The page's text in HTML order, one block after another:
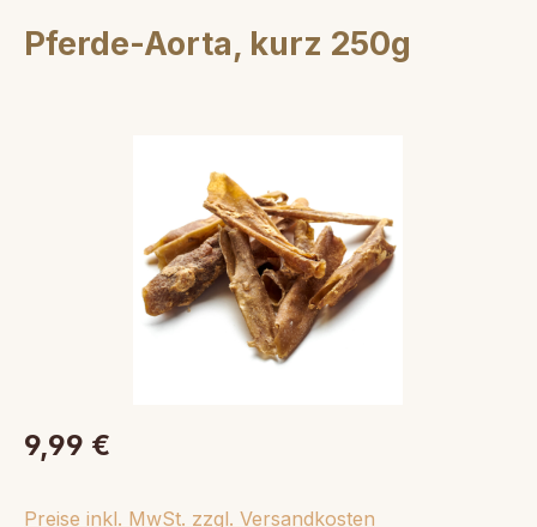
Pferde-Aorta, kurz 250g
9,99 €
Preise inkl. MwSt. zzgl. Versandkosten